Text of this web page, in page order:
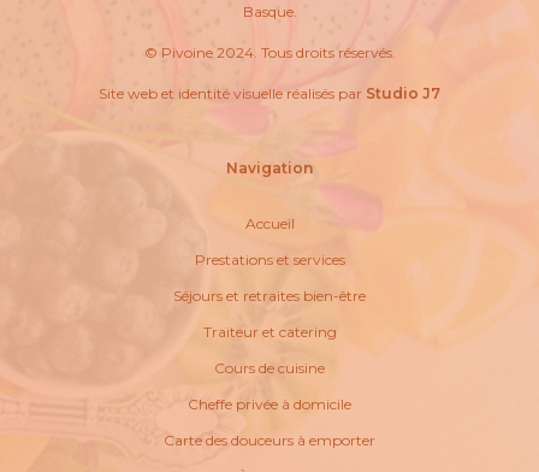
Basque.
© Pivoine 2024. Tous droits réservés.
Site web et identité visuelle réalisés par Studio J7
Navigation
Accueil
Prestations et services
Séjours et retraites bien-être
Traiteur et catering
Cours de cuisine
Cheffe privée à domicile
Carte des douceurs à emporter